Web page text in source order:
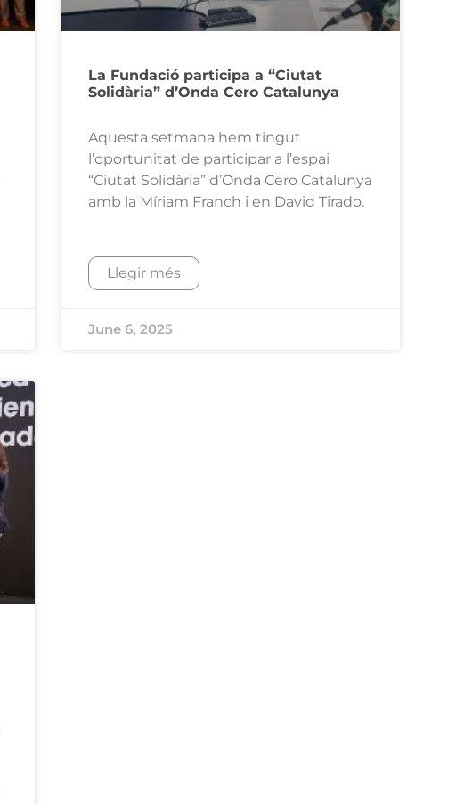
La Fundació participa a “Ciutat
Solidària” d’Onda Cero Catalunya
Aquesta setmana hem tingut
l’oportunitat de participar a l’espai
“Ciutat Solidària” d’Onda Cero Catalunya
amb la Míriam Franch i en David Tirado.
Llegir més
June 6, 2025